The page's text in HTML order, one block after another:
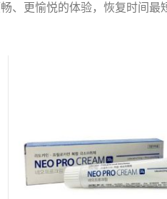
、更愉悦的体验，恢复时间